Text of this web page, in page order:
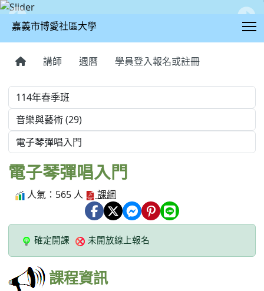
學期
學程
電子琴彈唱入門
人氣：565 人 課綱